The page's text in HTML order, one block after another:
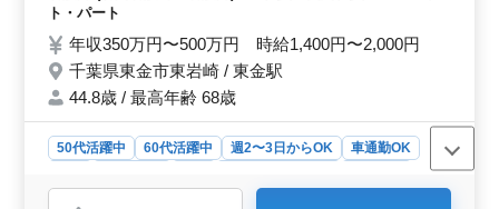
50代60代歓迎 勤務時間帯相談可能！シニア
女性活躍中の職場！ 是非今までの経験を活
かして頂ける方のご応募お待ちしております
ト・パート
年収350万円〜500万円 時給1,400円〜2,000円
千葉県東金市東岩崎 / 東金駅
44.8歳 / 最高年齢 68歳
50代活躍中 60代活躍中 週2〜3日からOK
車通勤OK
アルバイト・パート